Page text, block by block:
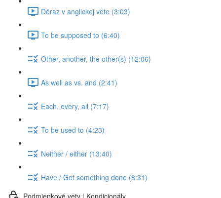
Dôraz v anglickej vete (3:03)
To be supposed to (6:40)
Other, another, the other(s) (12:06)
As well as vs. and (2:41)
Each, every, all (7:17)
To be used to (4:23)
Neither / either (13:40)
Have / Get something done (8:31)
Podmienkové vety | Kondicionály